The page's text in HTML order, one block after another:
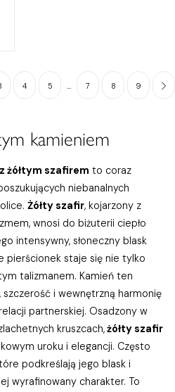
4 5 ... 7 8 9
kamieniem
żółtym szafirem to coraz
niebanalnych
Żółty szafir, kojarzony z
wnosi do biżuterii ciepło
intensywny, słoneczny blask
pierścionek staje się nie tylko
talizmanem. Kamień ten
i wewnętrzną harmonię
partnerskiej. Osadzony w
kruszcach,żółty szafir
uroku i elegancji. Często
podkreślają jego blask i
wyrafinowany charakter. To